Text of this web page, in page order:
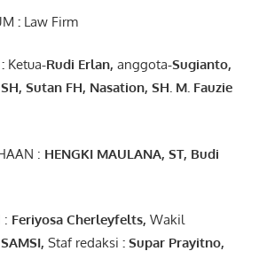
: Law Firm
: Ketua-Rudi Erlan, anggota-Sugianto,
SutanFH, Nasation, SH. M. Fauzie
: HENGKI MAULANA, ST, Budi
: Feriyosa Cherleyfelts, Wakil
SAMSI, Staf redaksi : Supar Prayitno,